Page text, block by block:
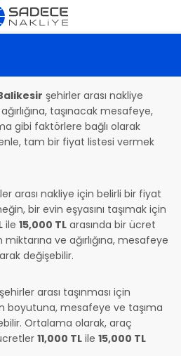
şehirler arası nakliye
taşınacak mesafeye,
gibi faktörlere bağlı olarak
tam bir fiyat listesi vermek
arası nakliye için belirli bir fiyat
bir evin eşyasını taşımak için
ile 15,000 TL arasında bir ücret
ve ağırlığına, mesafeye
değişebilir.
arası taşınması için
boyutuna, mesafeye ve taşıma
Ortalama olarak, araç
11,000 TL ile 15,000 TL